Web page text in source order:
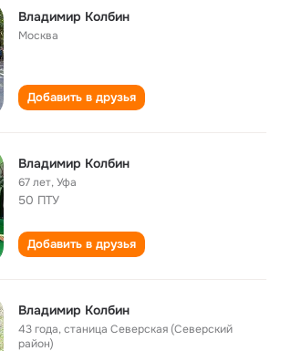
Владимир Колбин
Москва
Добавить в друзья
Владимир Колбин
67 лет,Уфа
50 ПТУ
Добавить в друзья
Владимир Колбин
43 года,станица Северская (Северский
район)